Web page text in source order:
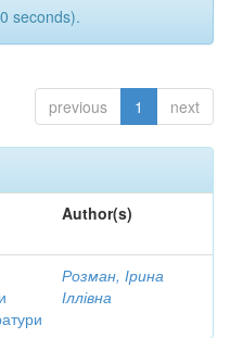
seconds).
previous 1 next
Author(s)
Розман, Ірина
Іллівна